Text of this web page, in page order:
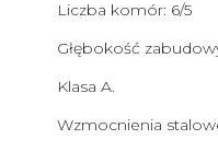
Liczba komór: 6/5
Głębokość
Klasa A.
Wzmocnienia